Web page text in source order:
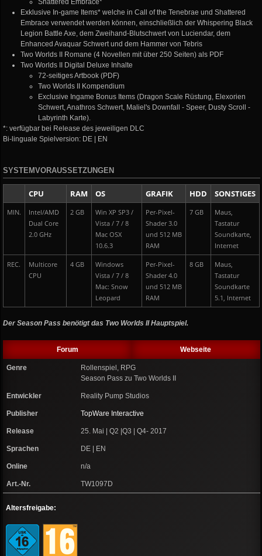
Shattered Embrace*
Exklusive In-game Items* welche in Call of the Tenebrae und Shattered
Embrace verwendet werden können, einschließlich der Whispering Black
Legion Battle Axe, dem Zweihand-Blutschwert von Luciendar, dem
Enhanced Avaquar Schwert und dem Hammer von Tebris
Two Worlds II Romane (4 Novellen mit über 250 Seiten) als PDF
Two Worlds II Digital Deluxe Inhalte
72-seitiges Artbook (PDF)
Two Worlds II Kompendium
Exclusive Ingame Bonus Items (Dragon Scale Rüstung, Elexorien
Schwert, Anathros Schwert, Maliel's Downfall - Speer, Dusty Scroll -
Labyrinth Karte).
*: verfügbar bei Release des jeweiligen DLC
Bi-linguale Spielversion: DE | EN
SYSTEMVORAUSSETZUNGEN
CPU RAM OS GRAFIK HDD SONSTIGES
MIN.
Intel/AMD
Dual Core
2.0 GHz
2 GB
Win XP SP3 /
Vista / 7 / 8
Mac OSX
10.6.3
Per-Pixel-
Shader 3.0
und 512 MB
RAM
7 GB
Maus,
Tastatur
Soundkarte,
Internet
REC.
Multicore
CPU
4 GB
Windows
Vista / 7 / 8
Mac: Snow
Leopard
Per-Pixel-
Shader 4.0
und 512 MB
RAM
8 GB
Maus,
Tastatur
Soundkarte
5.1, Internet
Der Season Pass benötigt das Two Worlds II Hauptspiel.
Forum Webseite
Genre
Rollenspiel, RPG
Season Pass zu Two Worlds II
Entwickler Reality Pump Studios
Publisher TopWare Interactive
Release 25. Mai | Q2 |Q3 | Q4- 2017
Sprachen DE | EN
Online n/a
Art.-Nr. TW1097D
Altersfreigabe: